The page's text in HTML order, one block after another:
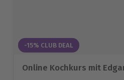
-15% CLUB DEAL
Online Kochkurs mit